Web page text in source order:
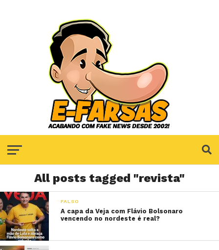
All posts tagged "revista"
FALSO
A capa da Veja com Flávio Bolsonaro
vencendo no nordeste é real?